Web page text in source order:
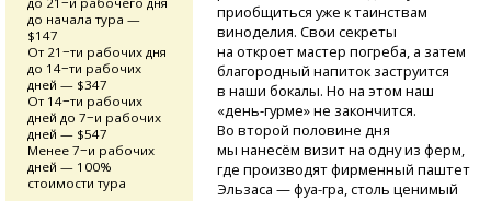
приобщиться уже к таинствам
виноделия. Свои секреты
на откроет мастер погреба, а затем
благородный напиток заструится
в наши бокалы. Но на этом наш
«день-гурме»не закончится.
Во второй половине дня
мы нанесём визит на одну из ферм,
где производят фирменный паштет
Эльзаса —фуа-гра,столь ценимый
до начала тура —
$147
От 21−ти рабочих дня
до 14−ти рабочих
дней — $347
От 14−ти рабочих
дней до 7−и рабочих
дней — $547
Менее 7−и рабочих
дней — 100%
стоимости тура